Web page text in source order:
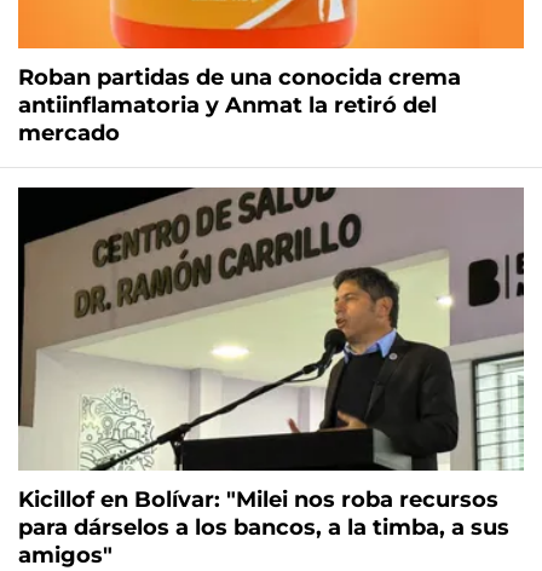
Roban partidas de una conocida crema
antiinflamatoria y Anmat la retiró del
mercado
Kicillof en Bolívar: "Milei nos roba recursos
para dárselos a los bancos, a la timba, a sus
amigos"